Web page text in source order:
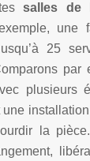
salles de
une
25
par
plusieurs
la